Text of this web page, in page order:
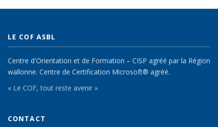
LE COF ASBL
Centre d'Orientation et de Formation – CISP agréé par la Région
wallonne. Centre de Certification Microsoft® agréé.
« Le COF, tout reste avenir »
CONTACT